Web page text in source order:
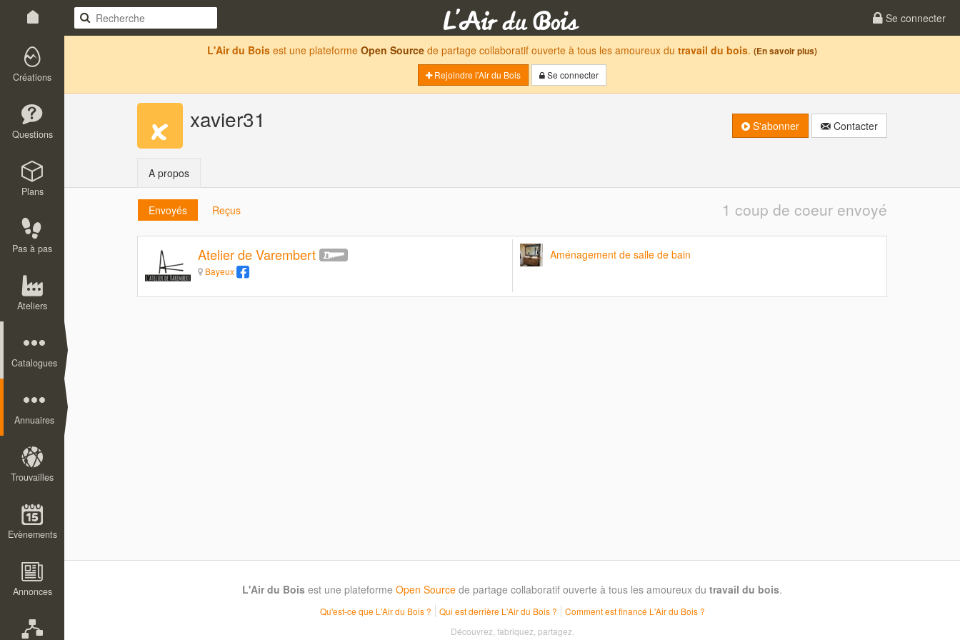
Se connecter
Créations
Questions
Plans
Pas à pas
Ateliers
Catalogues
Annuaires
Trouvailles
Evènements
Annonces
L'Air du Bois est une plateforme Open Source de partage collaboratif ouverte à tous les amoureux du travail du bois. (En savoir plus)
Rejoindre l'Air du Bois
Se connecter
xavier31 S'abonner Contacter
A propos
Envoyés Reçus 1 coup de coeur envoyé
Atelier de Varembert
Bayeux
Aménagement de salle de bain
L'Air du Bois est une plateforme Open Source de partage collaboratif ouverte à tous les amoureux du travail du bois.
Qu'est-ce que L'Air du Bois ? Qui est derrière L'Air du Bois ?
Comment est financé L'Air du Bois ?
Découvrez, fabriquez, partagez.